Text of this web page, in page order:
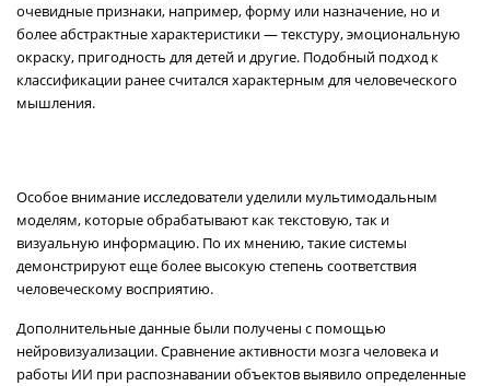
очевидные признаки, например, форму или назначение, но и
более абстрактные характеристики — текстуру, эмоциональную
окраску, пригодность для детей и другие. Подобный подход к
классификации ранее считался характерным для человеческого
мышления.
Особое внимание исследователи уделили мультимодальным
моделям, которые обрабатывают как текстовую, так и
визуальную информацию. По их мнению, такие системы
демонстрируют еще более высокую степень соответствия
человеческому восприятию.
Дополнительные данные были получены с помощью
нейровизуализации. Сравнение активности мозга человека и
работы ИИ при распознавании объектов выявило определенные